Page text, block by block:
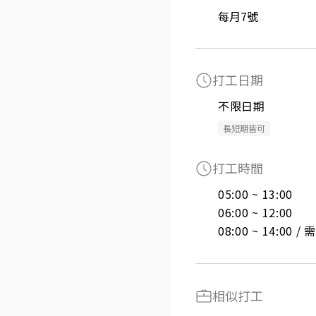
每月7號
打工日期
不限日期
長短期皆可
打工時間
05:00 ~ 13:00
06:00 ~ 12:00
08:00 ~ 14:00 /
相似打工